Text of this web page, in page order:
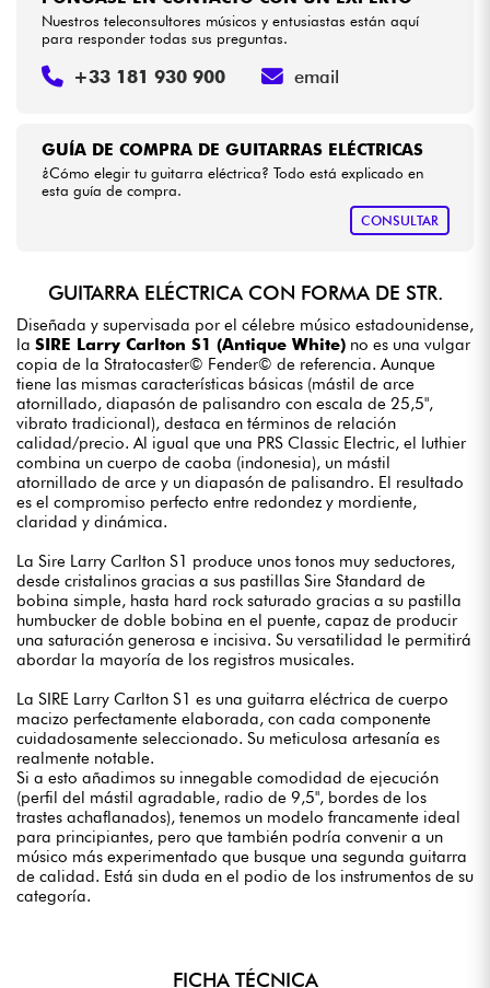
GUÍA DE COMPRA DE GUITARRAS ELÉCTRICAS
¿Cómo elegir tu guitarra eléctrica? Todo está explicado en
esta guía de compra.
CONSULTAR
Nuestros teleconsultores músicos y entusiastas están aquí
para responder todas sus preguntas.
+33 181 930 900 email
GUITARRA ELÉCTRICA CON FORMA DE STR.
Diseñada y supervisada por el célebre músico estadounidense,
la SIRE Larry Carlton S1 (Antique White) no es una vulgar
copia de la Stratocaster© Fender© de referencia. Aunque
tiene las mismas características básicas (mástil de arce
atornillado, diapasón de palisandro con escala de 25,5",
vibrato tradicional), destaca en términos de relación
calidad/precio. Al igual que una PRS Classic Electric, el luthier
combina un cuerpo de caoba (indonesia), un mástil
atornillado de arce y un diapasón de palisandro. El resultado
es el compromiso perfecto entre redondez y mordiente,
claridad y dinámica.
La Sire Larry Carlton S1 produce unos tonos muy seductores,
desde cristalinos gracias a sus pastillas Sire Standard de
bobina simple, hasta hard rock saturado gracias a su pastilla
humbucker de doble bobina en el puente, capaz de producir
una saturación generosa e incisiva. Su versatilidad le permitirá
abordar la mayoría de los registros musicales.
La SIRE Larry Carlton S1 es una guitarra eléctrica de cuerpo
macizo perfectamente elaborada, con cada componente
cuidadosamente seleccionado. Su meticulosa artesanía es
realmente notable.
Si a esto añadimos su innegable comodidad de ejecución
(perfil del mástil agradable, radio de 9,5", bordes de los
trastes achaflanados), tenemos un modelo francamente ideal
para principiantes, pero que también podría convenir a un
músico más experimentado que busque una segunda guitarra
de calidad. Está sin duda en el podio de los instrumentos de su
categoría.
FICHA TÉCNICA